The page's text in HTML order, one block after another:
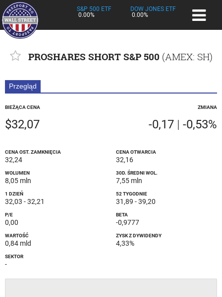
S&P 500 ETF
0.00%
DOW JONES ETF
0.00%
PROSHARES SHORT S&P 500 (AMEX: SH)
Przegląd
BIEŻĄCA CENA
$32,07
ZMIANA
-0,17 | -0,53%
CENA OST. ZAMKNIĘCIA
32,24
CENA OTWARCIA
32,16
WOLUMEN
8,05 mln
30D. ŚREDNI WOL.
7,55 mln
1 DZIEŃ
32,03 -32,21
52 TYGODNIE
31,89 -39,20
P/E
0,00
BETA
-0,9777
WARTOŚĆ
0,84 mld
ZYSK Z DYWIDENDY
4,33%
SEKTOR
-